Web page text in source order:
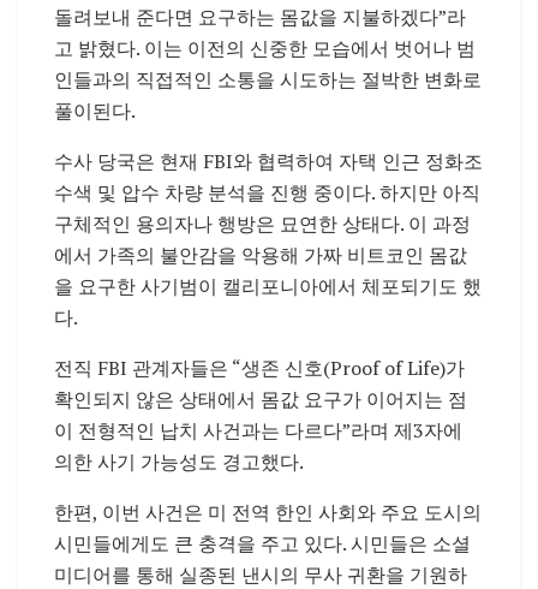
돌려보내 준다면 요구하는 몸값을 지불하겠다”라
고 밝혔다. 이는 이전의 신중한 모습에서 벗어나 범
인들과의 직접적인 소통을 시도하는 절박한 변화로
풀이된다.
수사 당국은 현재 FBI와 협력하여 자택 인근 정화조
수색 및 압수 차량 분석을 진행 중이다. 하지만 아직
구체적인 용의자나 행방은 묘연한 상태다. 이 과정
에서 가족의 불안감을 악용해 가짜 비트코인 몸값
을 요구한 사기범이 캘리포니아에서 체포되기도 했
다.
전직 FBI 관계자들은 “생존 신호(Proof of Life)가
확인되지 않은 상태에서 몸값 요구가 이어지는 점
이 전형적인 납치 사건과는 다르다”라며 제3자에
의한 사기 가능성도 경고했다.
한편, 이번 사건은 미 전역 한인 사회와 주요 도시의
시민들에게도 큰 충격을 주고 있다. 시민들은 소셜
미디어를 통해 실종된 낸시의 무사 귀환을 기원하